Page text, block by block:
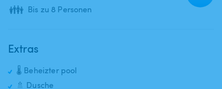
👪 Bis zu 8 Personen
Extras
🌡️ Beheizter pool
🚿 Dusche